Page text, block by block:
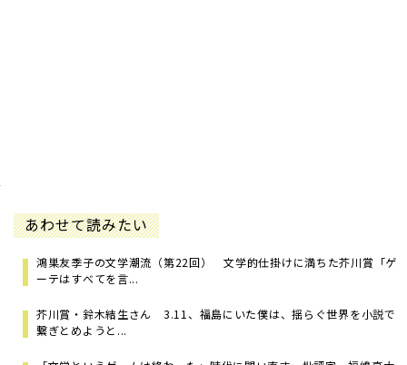
あわせて読みたい
鴻巣友季子の文学潮流（第22回） 文学的仕掛けに満ちた芥川賞「ゲ
ーテはすべてを言...
芥川賞・鈴木結生さん 3.11、福島にいた僕は、揺らぐ世界を小説で
繋ぎとめようと...